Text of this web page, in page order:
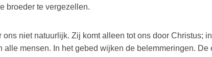
broeder te vergezellen.
ons niet natuurlijk. Zij komt alleen tot ons door Christus;
alle mensen. In het gebed wijken de belemmeringen. De